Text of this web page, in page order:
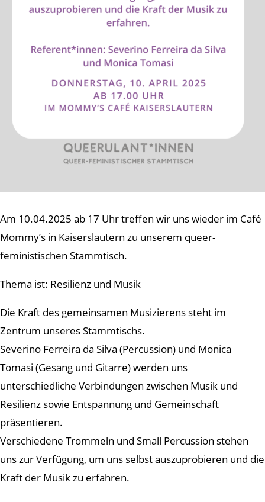
Am 10.04.2025 ab 17 Uhr treffen wir uns wieder im Café
Mommy’s in Kaiserslautern zu unserem queer-
feministischen Stammtisch.
Thema ist: Resilienz und Musik
Die Kraft des gemeinsamen Musizierens steht im
Zentrum unseres Stammtischs.
Severino Ferreira da Silva (Percussion) und Monica
Tomasi (Gesang und Gitarre) werden uns
unterschiedliche Verbindungen zwischen Musik und
Resilienz sowie Entspannung und Gemeinschaft
präsentieren.
Verschiedene Trommeln und Small Percussion stehen
uns zur Verfügung, um uns selbst auszuprobieren und die
Kraft der Musik zu erfahren.